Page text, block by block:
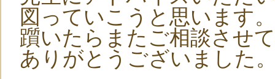
図っていこうと思います。
躓いたらまたご相談させ
ありがとうございました